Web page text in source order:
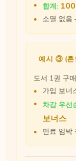
합계:
소멸 없음
예시 ③ (혼
도서 1권 구
가입 보너
차감 우선
보너스
만료 임박